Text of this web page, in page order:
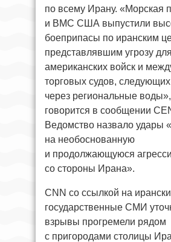
по всему Ирану. «Морская
и ВМС США выпустили
боеприпасы по иранским
представлявшим угрозу для
американских войск и
торговых судов,
через региональные
говорится в сообщении
Ведомство назвало удары
на необоснованную
и продолжающуюся
со стороны Ирана».
CNN со ссылкой на
государственные СМИ
взрывы прогремели рядом
с пригородами столицы